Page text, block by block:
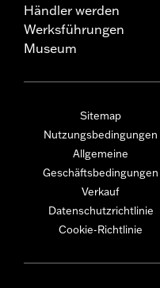
Händler werden
Werksführungen
Museum
Sitemap
Nutzungsbedingungen
Allgemeine
Geschäftsbedingungen
Verkauf
Datenschutzrichtlinie
Cookie-Richtlinie